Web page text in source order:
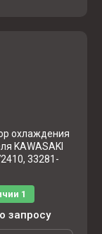
охлаждения
KAWASAKI
33281-
1
запросу